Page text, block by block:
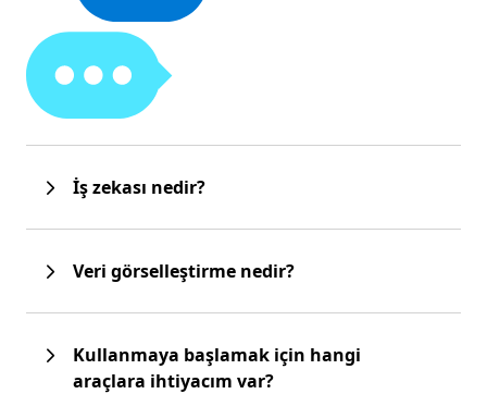
İş zekası nedir?
Veri görselleştirme nedir?
Kullanmaya başlamak için hangi
araçlara ihtiyacım var?